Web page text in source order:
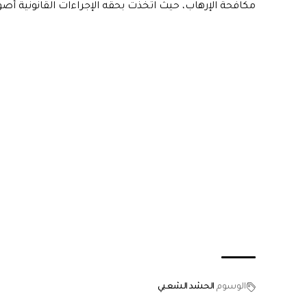
مكافحة الإرهاب، حيث اتخذت بحقه الإجراءات القانونية
الوسوم الحشد الشعبي